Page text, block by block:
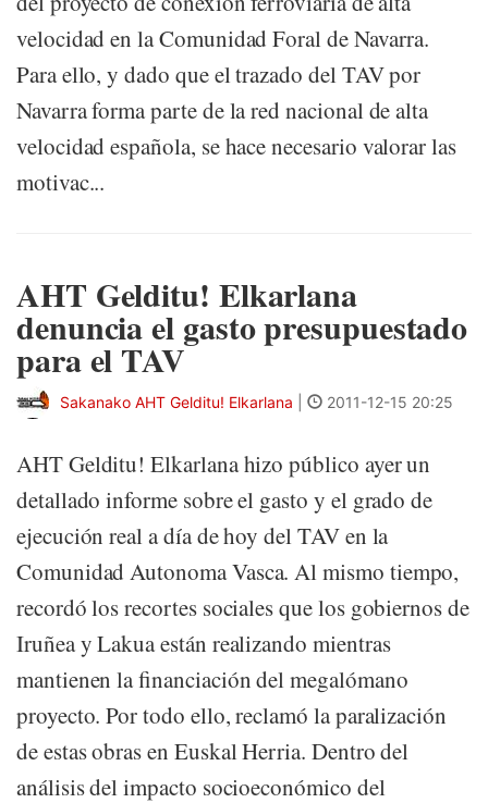
velocidad en la Comunidad Foral de Navarra.
Para ello, y dado que el trazado del TAV por
Navarra forma parte de la red nacional de alta
velocidad española, se hace necesario valorar las
motivac...
AHT Gelditu! Elkarlana
denuncia el gasto presupuestado
para el TAV
Sakanako AHT Gelditu! Elkarlana 2011-12-15 20:25
AHT Gelditu! Elkarlana hizo público ayer un
detallado informe sobre el gasto y el grado de
ejecución real a día de hoy del TAV en la
Comunidad Autonoma Vasca. Al mismo tiempo,
recordó los recortes sociales que los gobiernos de
Iruñea y Lakua están realizando mientras
mantienen la financiación del megalómano
proyecto. Por todo ello, reclamó la paralización
de estas obras en Euskal Herria. Dentro del
análisis del impacto socioeconómico del